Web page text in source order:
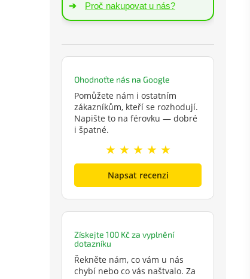
➔ Proč nakupovat u nás?
Ohodnoťte nás na Google
Pomůžete nám i ostatním
zákazníkům, kteří se rozhodují.
Napište to na férovku — dobré
i špatné.
★ ★ ★ ★ ★
Napsat recenzi
Získejte 100 Kč za vyplnění
dotazníku
Řekněte nám, co vám u nás
chybí nebo co vás naštvalo. Za